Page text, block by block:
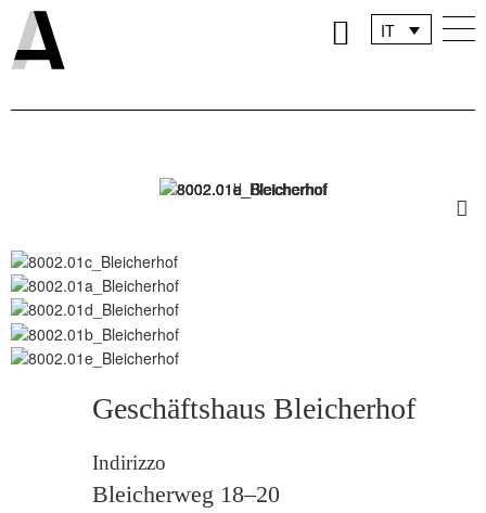
IT
Geschäftshaus Bleicherhof
Indirizzo
Bleicherweg 18–20